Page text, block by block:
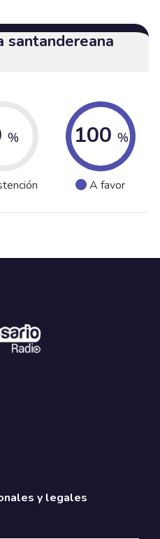
santandereana
% 100 %
A favor
y legales